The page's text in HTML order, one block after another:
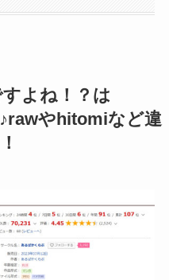
よね！？は
やhitomiなど違